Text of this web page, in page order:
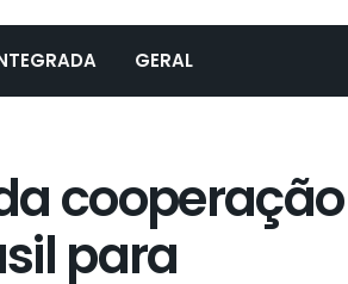
GERAL
cooperação
para